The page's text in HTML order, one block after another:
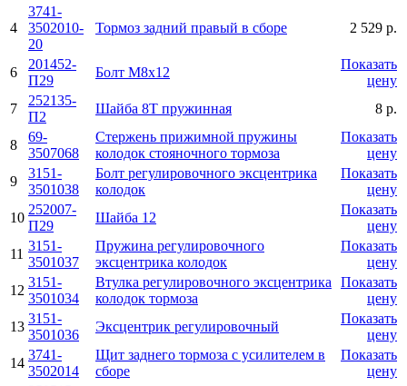
4
3741-
3502010-
20
Тормоз задний правый в сборе 2 529 р.
6
201452-
П29
Болт М8х12
Показать
цену
7
252135-
П2
Шайба 8Т пружинная 8 р.
8
69-
3507068
Стержень прижимной пружины
колодок стояночного тормоза
Показать
цену
9
3151-
3501038
Болт регулировочного эксцентрика
колодок
Показать
цену
10
252007-
П29
Шайба 12
Показать
цену
11
3151-
3501037
Пружина регулировочного
эксцентрика колодок
Показать
цену
12
3151-
3501034
Втулка регулировочного эксцентрика
колодок тормоза
Показать
цену
13
3151-
3501036
Эксцентрик регулировочный
Показать
цену
14
3741-
3502014
Щит заднего тормоза с усилителем в
сборе
Показать
цену